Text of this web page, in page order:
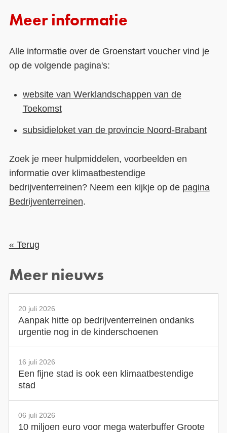
Meer informatie
Alle informatie over de Groenstart voucher vind je
op de volgende pagina's:
website van Werklandschappen van de
Toekomst
subsidieloket van de provincie Noord-Brabant
Zoek je meer hulpmiddelen, voorbeelden en
informatie over klimaatbestendige
bedrijventerreinen? Neem een kijkje op de pagina
Bedrijventerreinen.
« Terug
Meer nieuws
20 juli 2026
Aanpak hitte op bedrijventerreinen ondanks
urgentie nog in de kinderschoenen
16 juli 2026
Een fijne stad is ook een klimaatbestendige
stad
06 juli 2026
10 miljoen euro voor mega waterbuffer Groote